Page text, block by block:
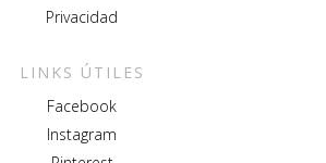
Privacidad
LINKS ÚTILES
Facebook
Instagram